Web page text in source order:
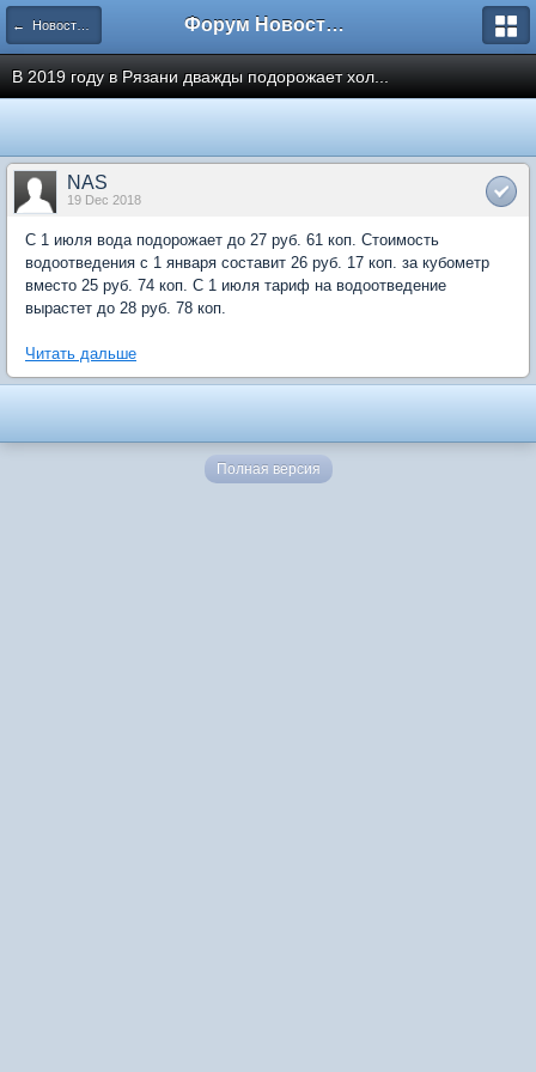
← Новости рынка недвижимости Форум Новостройки
В 2019 году в Рязани дважды подорожает хол...
NAS
19 Dec 2018
С 1 июля вода подорожает до 27 руб. 61 коп. Стоимость
водоотведения с 1 января составит 26 руб. 17 коп. за кубометр
вместо 25 руб. 74 коп. С 1 июля тариф на водоотведение
вырастет до 28 руб. 78 коп.
Читать дальше
Полная версия